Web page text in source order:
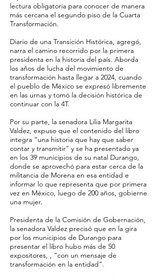
lectura obligatoria para conocer de manera
más cercana el segundo piso de la Cuarta
Transformación.
Diario de una Transición Histórica, agregó,
narra el camino recorrido por la primera
presidenta en la historia del país. Aborda
los años de lucha del movimiento de
transformación hasta llegar a 2024, cuando
el pueblo de México se expresó libremente
en las urnas y tomó la decisión histórica de
continuar con la 4T.
Por su parte, la senadora Lilia Margarita
Valdez, expuso que el contenido del libro
integra “una historia que hay que saber
contar y transmitir” y se ha presentado ya
en los 39 municipios de su natal Durango,
donde se aprovechó para estar cerca de la
militancia de Morena en esa entidad e
informar lo que representa que por primera
vez en México, luego de 200 años, gobierne
una mujer.
Presidenta de la Comisión de Gobernación,
la senadora Valdez precisó que en la gira
por los municipios de Durango para
presentar el libro hubo más de 50
expositores, , “con un mensaje de
transformación en la entidad”.